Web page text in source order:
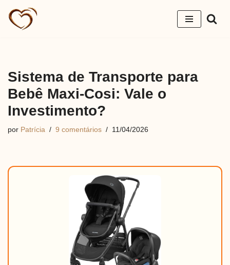
Pular
Sistema de Transporte para
Bebê Maxi-Cosi: Vale o
Investimento?
por Patrícia 9 comentários 11/04/2026